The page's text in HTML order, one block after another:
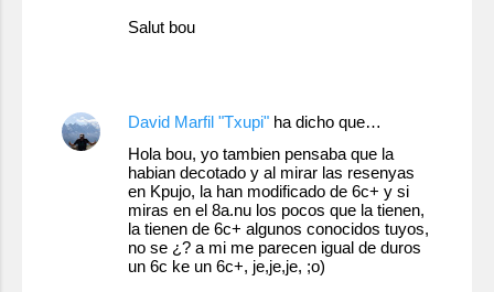
Salut bou
David Marfil "Txupi" ha dicho que…
Hola bou, yo tambien pensaba que la
habian decotado y al mirar las resenyas
en Kpujo, la han modificado de 6c+ y si
miras en el 8a.nu los pocos que la tienen,
la tienen de 6c+ algunos conocidos tuyos,
no se ¿? a mi me parecen igual de duros
un 6c ke un 6c+, je,je,je, ;o)